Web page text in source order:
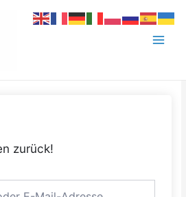
Main
Menu
zurück!